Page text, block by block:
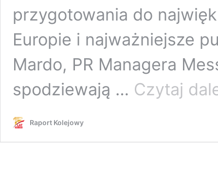
przygotowania do
Europie i najważniejsze
Mardo, PR Managera
spodziewają … Czytaj
Raport Kolejowy